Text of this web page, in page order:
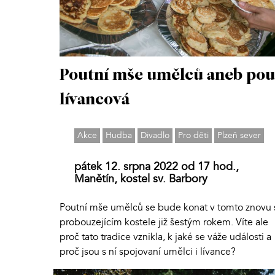
Poutní mše umělců aneb
lívancová
Akce Hudba Divadlo Pro děti Plzeň sever
pátek 12. srpna 2022 od 17 hod.,
Manětín, kostel sv. Barbory
Poutní mše umělců se bude konat v tomto znovu
probouzejícím kostele již šestým rokem. Víte ale
proč tato tradice vznikla, k jaké se váže události a
proč jsou s ní spojovaní umělci i lívance?